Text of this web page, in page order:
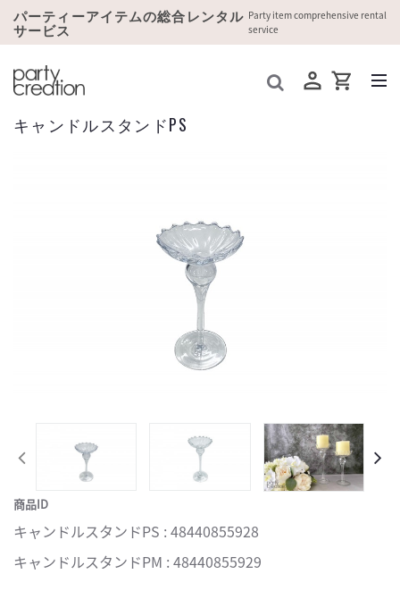
パーティーアイテムの総合レンタル
サービス
Party item comprehensive rental
service
キャンドルスタンドPS
商品ID
キャンドルスタンドPS : 48440855928
キャンドルスタンドPM : 48440855929